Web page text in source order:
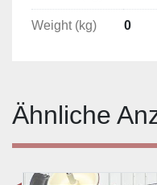
Weight (kg) 0
Ähnliche